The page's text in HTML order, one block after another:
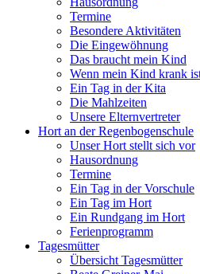
Termine
Besondere Aktivitäten
Die Eingewöhnung
Das braucht mein Kind
Wenn mein Kind krank
Ein Tag in der Kita
Die Mahlzeiten
Unsere Elternvertreter
Hort an der Regenbogenschule
Unser Hort stellt sich vor
Hausordnung
Termine
Ein Tag in der Vorschule
Ein Tag im Hort
Ein Rundgang im Hort
Ferienprogramm
Tagesmütter
Übersicht Tagesmütter